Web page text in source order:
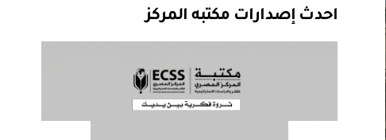
احدث إصدارات مكتبه المركز